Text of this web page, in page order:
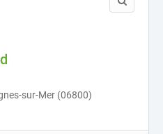
sur-Mer (06800)